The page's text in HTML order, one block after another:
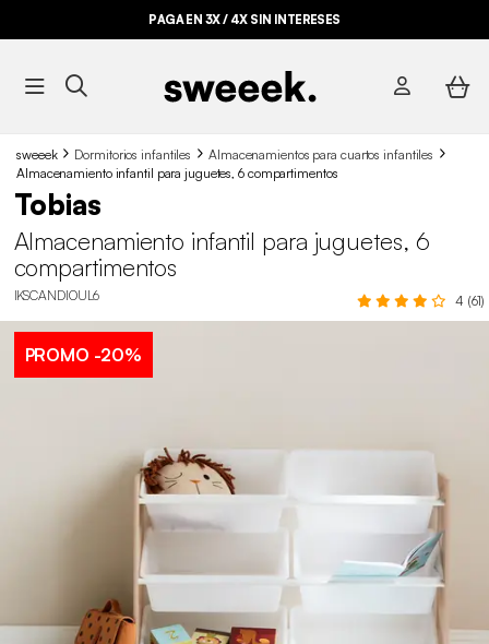
PAGA EN 3X / 4X SIN INTERESES
sweeek Dormitorios infantiles
Almacenamientos para cuartos infantiles
Almacenamiento infantil para juguetes, 6 compartimentos
Tobias
Almacenamiento infantil para juguetes, 6
compartimentos
IKSCANDIOUL6 4 (61)
PROMO -20%